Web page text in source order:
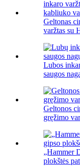
Geltonas
varžtas su
Lubos
saugos
Geltonos
gręžimo
„Hammer
plokštės